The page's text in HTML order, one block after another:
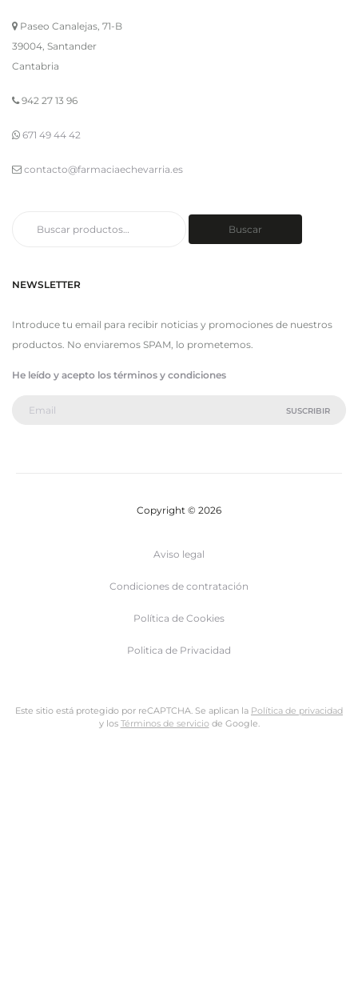
Paseo Canalejas, 71-B
39004, Santander
Cantabria
942 27 13 96
671 49 44 42
contacto@farmaciaechevarria.es
Buscar
NEWSLETTER
Introduce tu email para recibir noticias y promociones de nuestros
productos. No enviaremos SPAM, lo prometemos.
He leído y acepto los términos y condiciones
Copyright © 2026
Aviso legal
Condiciones de contratación
Política de Cookies
Politica de Privacidad
Este sitio está protegido por reCAPTCHA. Se aplican la Política de privacidad
y los Términos de serviciode Google.